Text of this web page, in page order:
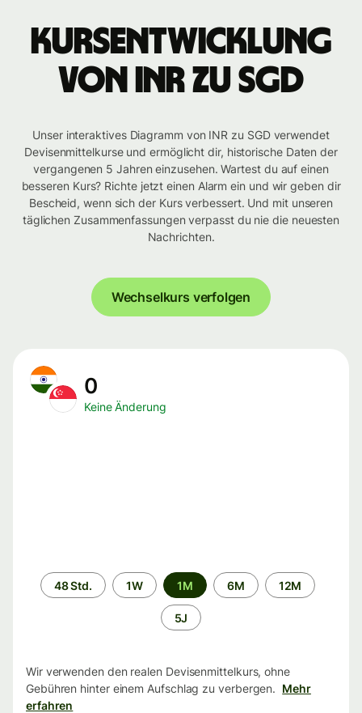
Kursentwicklung
von INR zu SGD
Unser interaktives Diagramm von INR zu SGD verwendet
Devisenmittelkurse und ermöglicht dir, historische Daten der
vergangenen 5 Jahren einzusehen. Wartest du auf einen
besseren Kurs? Richte jetzt einen Alarm ein und wir geben dir
Bescheid, wenn sich der Kurs verbessert. Und mit unseren
täglichen Zusammenfassungen verpasst du nie die neuesten
Nachrichten.
Wechselkurs verfolgen
0
Keine Änderung
Zeitraum
48 Std. 1W 1M 6M 12M
5J
Wir verwenden den realen Devisenmittelkurs, ohne
Gebühren hinter einem Aufschlag zu verbergen. Mehr
erfahren